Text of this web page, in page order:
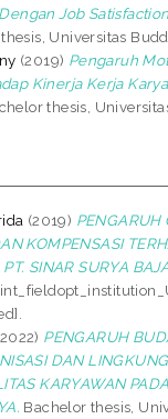
Job
Universitas
(2019) Pengaruh
Kinerja Kerja
thesis,
(2019) PENGARUH
KOMPENSASI
SINAR SURYA
PENGARUH
DAN
KARYAWAN
Bachelor thesis,